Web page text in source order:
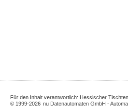
Für den Inhalt verantwortlich: Hessischer
© 1999-2026 nu Datenautomaten GmbH -